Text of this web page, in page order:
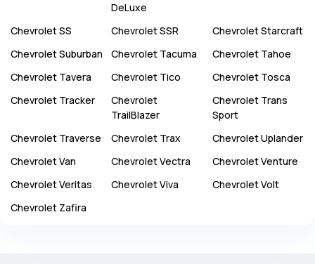
DeLuxe
ChevroletSS ChevroletSSR ChevroletStarcraft
ChevroletSuburban Chevrolet Tacuma Chevrolet Tahoe
Chevrolet Tavera Chevrolet Tico Chevrolet Tosca
Chevrolet Tracker
Chevrolet
TrailBlazer
Chevrolet Trans
Sport
Chevrolet Traverse Chevrolet Trax ChevroletUplander
ChevroletVan ChevroletVectra ChevroletVenture
ChevroletVeritas ChevroletViva ChevroletVolt
Chevrolet Zafira